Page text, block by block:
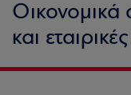
Οικονομικά
και